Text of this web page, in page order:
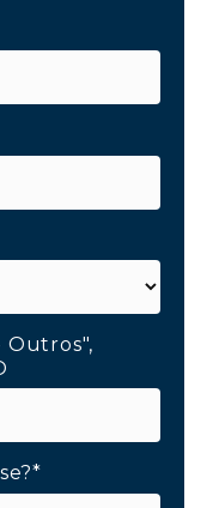
Outros",